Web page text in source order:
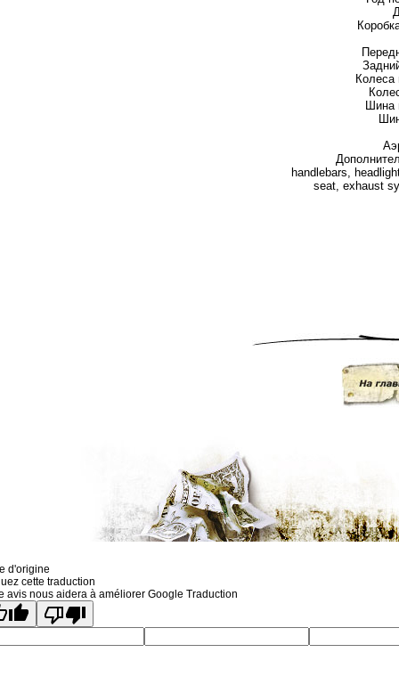
Колеса
Шина
handlebars,
seat, exhaust
d'origine
cette traduction
avis nous aidera à améliorer Google Traduction